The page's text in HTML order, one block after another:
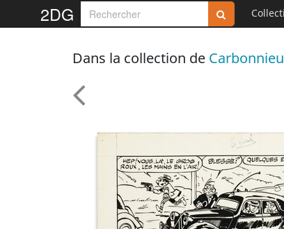
2DG
Dans la collection de